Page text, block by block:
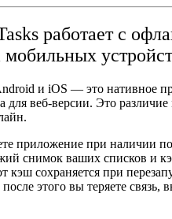
работает с
и iOS — это нативное
для веб-версии. Это
приложение при наличии
снимок ваших списков и
кэш сохраняется при
этого вы теряете связь,